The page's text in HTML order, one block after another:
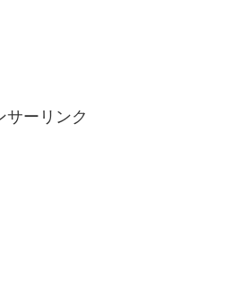
サーリンク